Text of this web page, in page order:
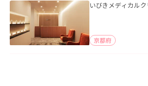
いびきメディカル
京都府